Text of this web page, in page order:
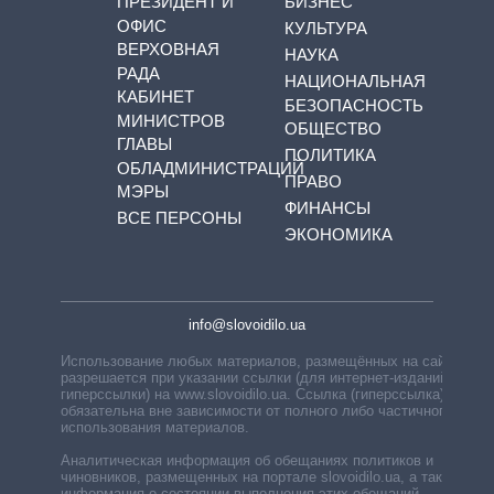
ОФИС
ВЕРХОВНАЯ
РАДА
КАБИНЕТ
МИНИСТРОВ
ГЛАВЫ
ОБЛАДМИНИСТРАЦИЙ
МЭРЫ
ВСЕ ПЕРСОНЫ
КУЛЬТУРА
НАУКА
НАЦИОНАЛЬНАЯ
БЕЗОПАСНОСТЬ
ОБЩЕСТВО
ПОЛИТИКА
ПРАВО
ФИНАНСЫ
ЭКОНОМИКА
info@slovoidilo.ua
Использование любых материалов, размещённых на сайте,
разрешается при указании ссылки (для интернет-изданий —
гиперссылки) на www.slovoidilo.ua. Ссылка (гиперссылка)
обязательна вне зависимости от полного либо частичного
использования материалов.
Аналитическая информация об обещаниях политиков и
чиновников, размещенных на портале slovoidilo.ua, а также